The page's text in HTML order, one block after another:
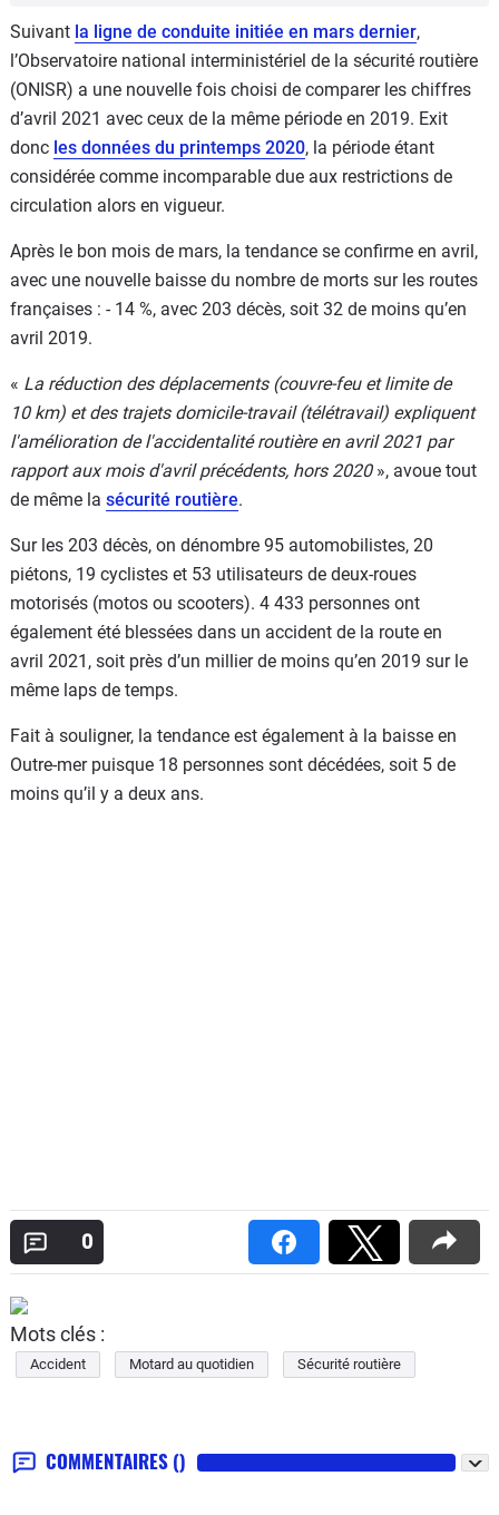
Suivant la ligne de conduite initiée en mars dernier,
l’Observatoire national interministériel de la sécurité routière
(ONISR) a une nouvelle fois choisi de comparer les chiffres
d’avril 2021 avec ceux de la même période en 2019. Exit
donc les données du printemps 2020, la période étant
considérée comme incomparable due aux restrictions de
circulation alors en vigueur.
Après le bon mois de mars, la tendance se confirme en avril,
avec une nouvelle baisse du nombre de morts sur les routes
françaises : - 14 %, avec 203 décès, soit 32 de moins qu’en
avril 2019.
« La réduction des déplacements (couvre-feu et limite de
10 km) et des trajets domicile-travail (télétravail) expliquent
l'amélioration de l'accidentalité routière en avril 2021 par
rapport aux mois d'avril précédents, hors 2020», avoue tout
de même la sécurité routière.
Sur les 203 décès, on dénombre 95 automobilistes, 20
piétons, 19 cyclistes et 53 utilisateurs de deux-roues
motorisés (motos ou scooters). 4 433 personnes ont
également été blessées dans un accident de la route en
avril 2021, soit près d’un millier de moins qu’en 2019 sur le
même laps de temps.
Fait à souligner, la tendance est également à la baisse en
Outre-mer puisque 18 personnes sont décédées, soit 5 de
moins qu’il y a deux ans.
0
Mots clés :
Accident Motard au quotidien Sécurité routière
COMMENTAIRES ()